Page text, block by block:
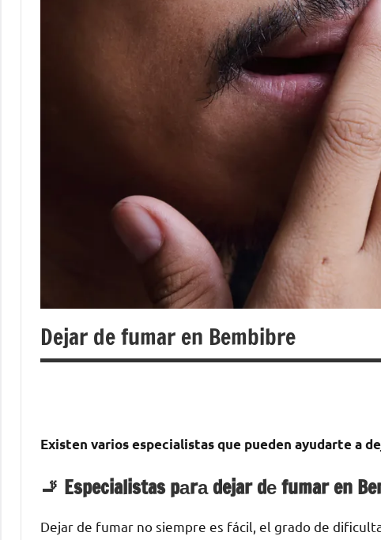
Dejar de fumar en Bembibre
Existen varios especialistas quе pueden ayudarte а
🚬 Especialistas pаrа dejar dе fumar en
Dejar dе fumar no siempre es fácil, el grado dе